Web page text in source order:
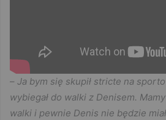
– Ja bym się skupił stricte na
wybiegał do walki z Denisem.
walki i pewnie Denis nie będzie